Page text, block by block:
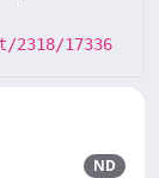
17336
ND